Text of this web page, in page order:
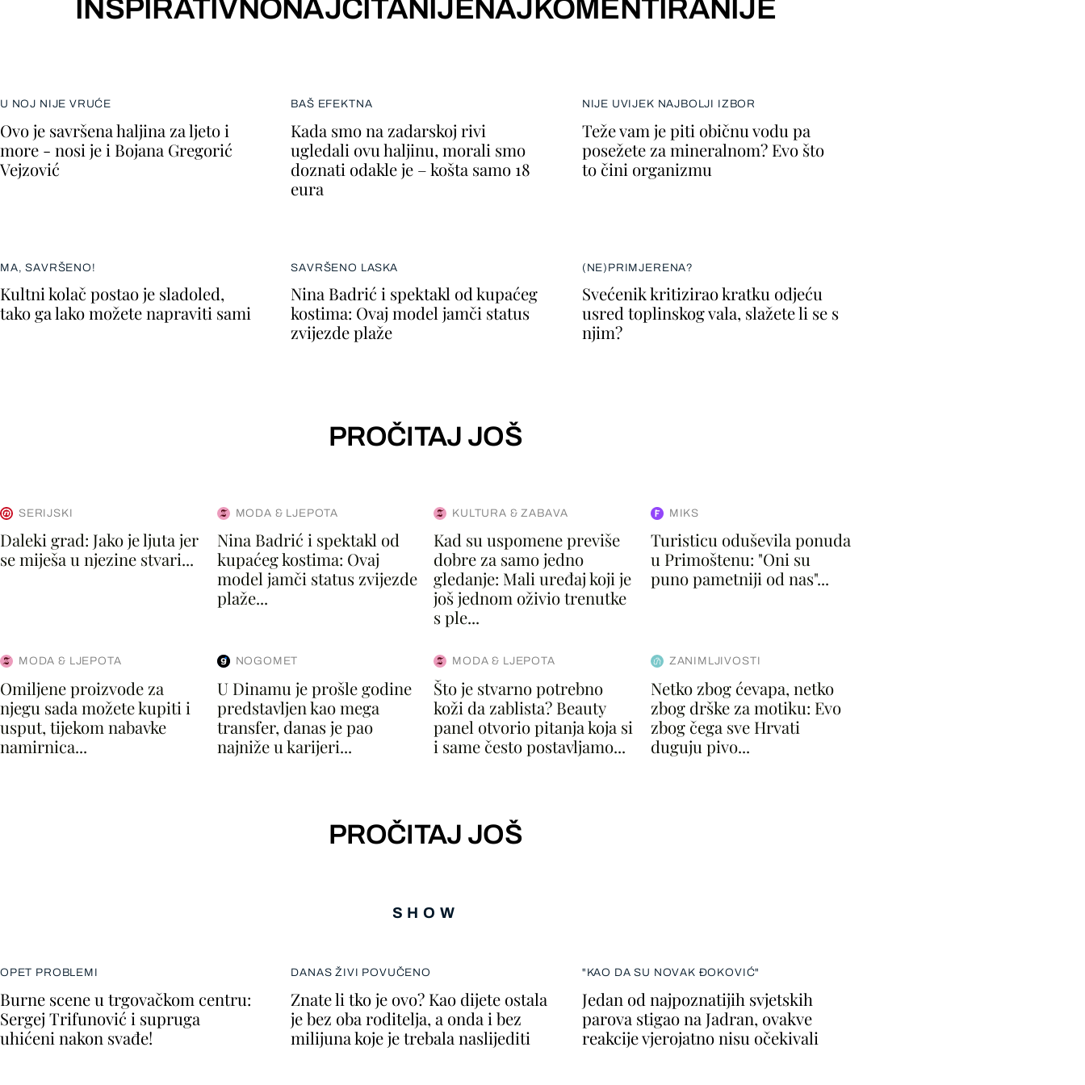
INSPIRATIVNONAJČITANIJENAJKOMENTIRANIJE
U NOJ NIJE VRUĆE
Ovo je savršena haljina za ljeto i
more - nosi je i Bojana Gregorić
Vejzović
BAŠ EFEKTNA
Kada smo na zadarskoj rivi
ugledali ovu haljinu, morali smo
doznati odakle je – košta samo 18
eura
NIJE UVIJEK NAJBOLJI IZBOR
Teže vam je piti običnu vodu pa
posežete za mineralnom? Evo što
to čini organizmu
MA, SAVRŠENO!
Kultni kolač postao je sladoled,
tako ga lako možete napraviti sami
SAVRŠENO LASKA
Nina Badrić i spektakl od kupaćeg
kostima: Ovaj model jamči status
zvijezde plaže
(NE)PRIMJERENA?
Svećenik kritizirao kratku odjeću
usred toplinskog vala, slažete li se s
njim?
PROČITAJ JOŠ
SERIJSKI
Daleki grad: Jako je ljuta jer
se miješa u njezine stvari...
MODA & LJEPOTA
Nina Badrić i spektakl od
kupaćeg kostima: Ovaj
model jamči status zvijezde
plaže...
KULTURA & ZABAVA
Kad su uspomene previše
dobre za samo jedno
gledanje: Mali uređaj koji je
još jednom oživio trenutke
s ple...
MIKS
Turisticu oduševila ponuda
u Primoštenu: "Oni su
puno pametniji od nas"...
MODA & LJEPOTA
Omiljene proizvode za
njegu sada možete kupiti i
usput, tijekom nabavke
namirnica...
NOGOMET
U Dinamu je prošle godine
predstavljen kao mega
transfer, danas je pao
najniže u karijeri...
MODA & LJEPOTA
Što je stvarno potrebno
koži da zablista? Beauty
panel otvorio pitanja koja si
i same često postavljamo...
ZANIMLJIVOSTI
Netko zbog ćevapa, netko
zbog drške za motiku: Evo
zbog čega sve Hrvati
duguju pivo...
PROČITAJ JOŠ
SHOW
OPET PROBLEMI
Burne scene u trgovačkom centru:
Sergej Trifunović i supruga
uhićeni nakon svađe!
DANAS ŽIVI POVUČENO
Znate li tko je ovo? Kao dijete ostala
je bez oba roditelja, a onda i bez
milijuna koje je trebala naslijediti
"KAO DA SU NOVAK ĐOKOVIĆ"
Jedan od najpoznatijih svjetskih
parova stigao na Jadran, ovakve
reakcije vjerojatno nisu očekivali